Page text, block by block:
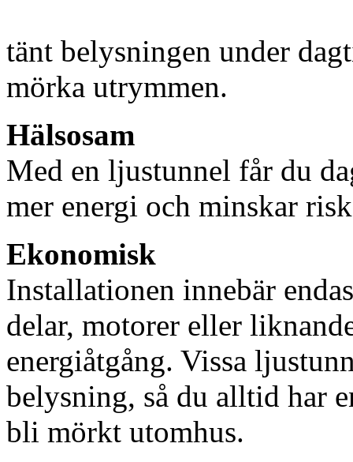
tänt belysningen under
mörka utrymmen.
Hälsosam
Med en ljustunnel får du
mer energi och minskar
Ekonomisk
Installationen innebär
delar, motorer eller
energiåtgång. Vissa
belysning, så du alltid har
bli mörkt utomhus.